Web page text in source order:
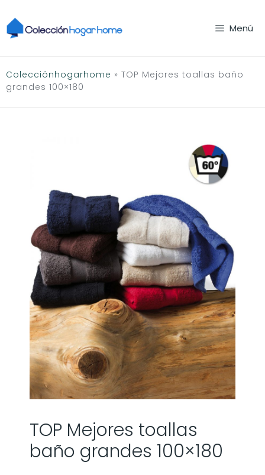
al
contenido
Menú
Colecciónhogarhome » TOP Mejores toallas baño
grandes 100×180
TOP Mejores toallas
baño grandes 100×180